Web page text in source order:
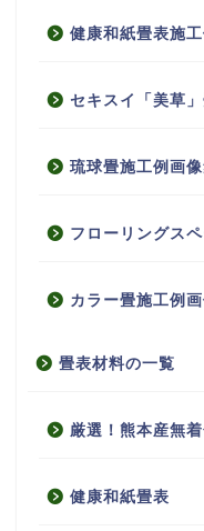
健康和紙畳表施
セキスイ「美草
琉球畳施工例画
フローリングス
カラー畳施工例
畳表材料の一覧
厳選！熊本産無
健康和紙畳表